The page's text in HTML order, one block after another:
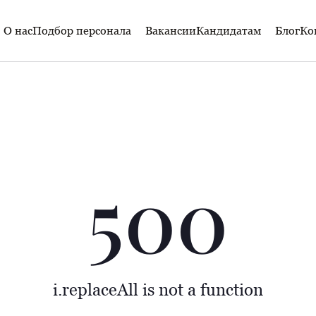
О насПодбор персонала ВакансииКандидатам Блог
500
i.replaceAll is not a function